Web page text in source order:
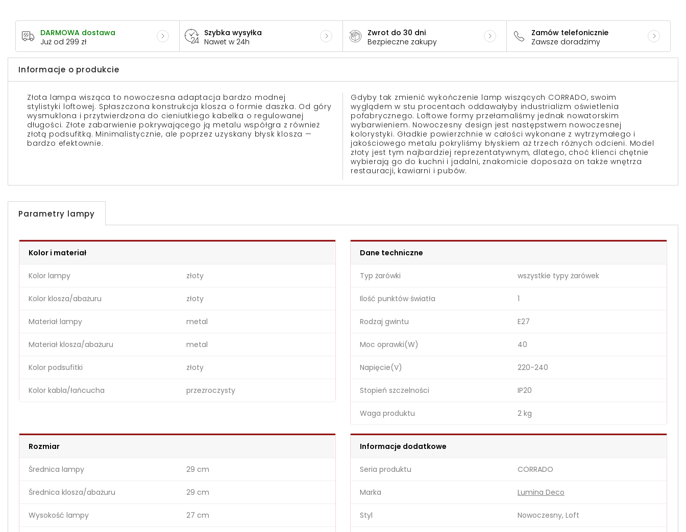
DARMOWA dostawa
Już od 299 zł
Szybka wysyłka
Nawet w 24h
Zwrot do 30 dni
Bezpieczne zakupy
Zamów telefonicznie
Zawsze doradzimy
Informacje o produkcie
Złota lampa wisząca to nowoczesna adaptacja bardzo modnej
stylistyki loftowej. Spłaszczona konstrukcja klosza o formie daszka. Od góry
wysmuklona i przytwierdzona do cieniutkiego kabelka o regulowanej
długości. Złote zabarwienie pokrywającego ją metalu współgra z również
złotą podsufitką. Minimalistycznie, ale poprzez uzyskany błysk klosza —
bardzo efektownie.
Gdyby tak zmienić wykończenie lamp wiszących CORRADO, swoim
wyglądem w stu procentach oddawałyby industrializm oświetlenia
pofabrycznego. Loftowe formy przełamaliśmy jednak nowatorskim
wybarwieniem. Nowoczesny design jest następstwem nowoczesnej
kolorystyki. Gładkie powierzchnie w całości wykonane z wytrzymałego i
jakościowego metalu pokryliśmy błyskiem aż trzech różnych odcieni. Model
złoty jest tym najbardziej reprezentatywnym, dlatego, choć klienci chętnie
wybierają go do kuchni i jadalni, znakomicie doposaża on także wnętrza
restauracji, kawiarni i pubów.
Parametry lampy
Kolor i materiał
Kolor lampy złoty
Kolor klosza/abażuru złoty
Materiał lampy metal
Materiał klosza/abażuru metal
Kolor podsufitki złoty
Kolor kabla/łańcucha przezroczysty
Dane techniczne
Typ żarówki wszystkie typy żarówek
Ilość punktów światła 1
Rodzaj gwintu E27
Moc oprawki(W) 40
Napięcie(V) 220-240
Stopień szczelności IP20
Waga produktu 2 kg
Rozmiar
Średnica lampy 29 cm
Średnica klosza/abażuru 29 cm
Wysokość lampy 27 cm
Informacje dodatkowe
Seria produktu CORRADO
Marka Lumina Deco
Styl Nowoczesny, Loft